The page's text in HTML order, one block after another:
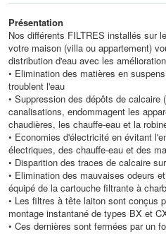
Présentation
Nos différents FILTRES installés sur
votre maison (villa ou appartement)
distribution d'eau avec les
• Elimination des matières en
troublent l'eau
• Suppression des dépôts de calcaire
canalisations, endommagent les
chaudières, les chauffe-eau et la
• Economies d'électricité en évitant
électriques, des chauffe-eau et des
• Disparition des traces de calcaire
• Elimination des mauvaises odeurs
équipé de la cartouche filtrante à
• Les filtres à tête laiton sont conçus
montage instantané de types BX et
• Ces dernières sont fermées par un